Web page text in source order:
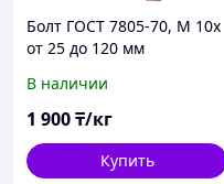
Болт ГОСТ 7805-70, М 10х
от 25 до 120 мм
В наличии
1 900₸/кг
Купить